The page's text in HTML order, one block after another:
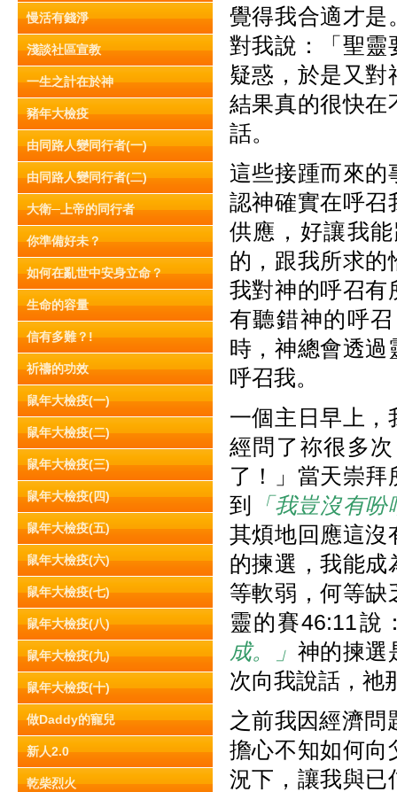
慢活有錢淨
淺談社區宣教
一生之計在於神
豬年大檢疫
由同路人變同行者(一)
由同路人變同行者(二)
大衛─上帝的同行者
你準備好未？
如何在亂世中安身立命？
生命的容量
信有多難？!
祈禱的功效
鼠年大檢疫(一)
鼠年大檢疫(二)
鼠年大檢疫(三)
鼠年大檢疫(四)
鼠年大檢疫(五)
鼠年大檢疫(六)
鼠年大檢疫(七)
鼠年大檢疫(八)
鼠年大檢疫(九)
鼠年大檢疫(十)
做Daddy的寵兒
新人2.0
乾柴烈火
覺得我合適才是
對我說：「聖靈
疑惑，於是又對
結果真的很快在
話。
這些接踵而來的
認神確實在呼召
供應，好讓我
的，跟我所求的
我對神的呼召有
有聽錯神的呼
時，神總會透過
呼召我。
一個主日早上，
經問了祢很多
了！」當天崇
到
「我豈沒有
其煩地回應這沒
的揀選，我能成
等軟弱，何等缺
靈的賽46:11說
成。」 神的揀選
次向我說話，祂
之前我因經濟問
擔心不知如何向
況下，讓我與已